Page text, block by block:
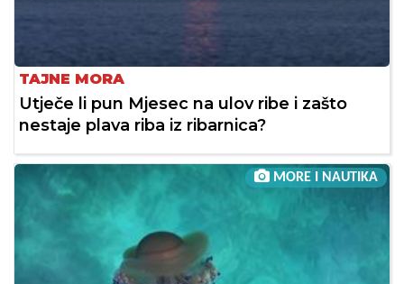
TAJNE MORA
Utječe li pun Mjesec na ulov ribe i zašto
nestaje plava riba iz ribarnica?
MORE I NAUTIKA